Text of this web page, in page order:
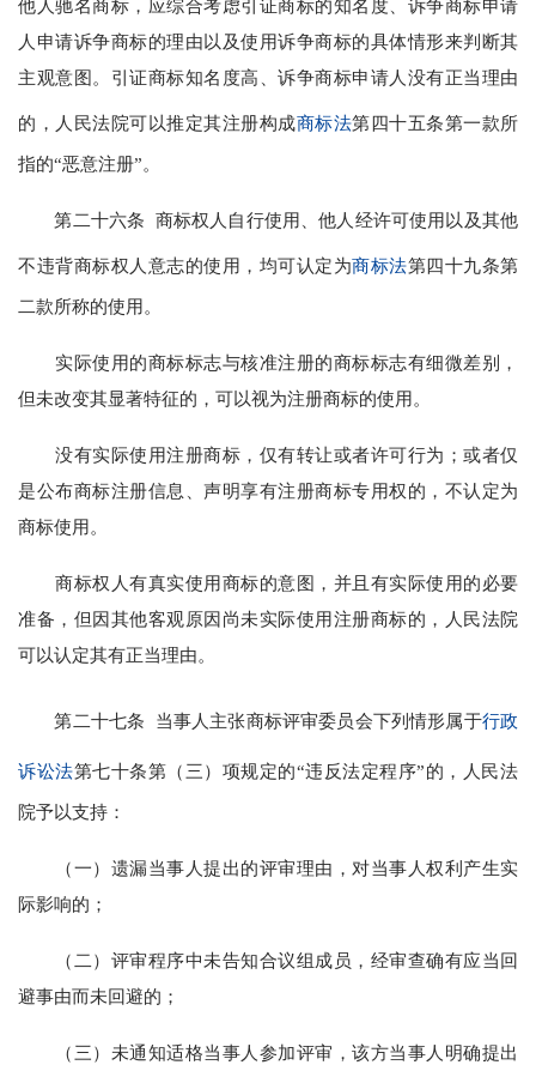
他人驰名商标，应综合考虑引证商标的知名度、诉争商标申请
人申请诉争商标的理由以及使用诉争商标的具体情形来判断其
主观意图。引证商标知名度高、诉争商标申请人没有正当理由
的，人民法院可以推定其注册构成商标法第四十五条第一款所
指的“恶意注册”。
第二十六条 商标权人自行使用、他人经许可使用以及其他
不违背商标权人意志的使用，均可认定为商标法第四十九条第
二款所称的使用。
实际使用的商标标志与核准注册的商标标志有细微差别，
但未改变其显著特征的，可以视为注册商标的使用。
没有实际使用注册商标，仅有转让或者许可行为；或者仅
是公布商标注册信息、声明享有注册商标专用权的，不认定为
商标使用。
商标权人有真实使用商标的意图，并且有实际使用的必要
准备，但因其他客观原因尚未实际使用注册商标的，人民法院
可以认定其有正当理由。
第二十七条 当事人主张商标评审委员会下列情形属于行政
诉讼法第七十条第（三）项规定的“违反法定程序”的，人民法
院予以支持：
（一）遗漏当事人提出的评审理由，对当事人权利产生实
际影响的；
（二）评审程序中未告知合议组成员，经审查确有应当回
避事由而未回避的；
（三）未通知适格当事人参加评审，该方当事人明确提出